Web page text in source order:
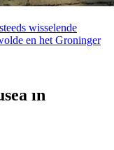
wisselende
en het Groninger
in